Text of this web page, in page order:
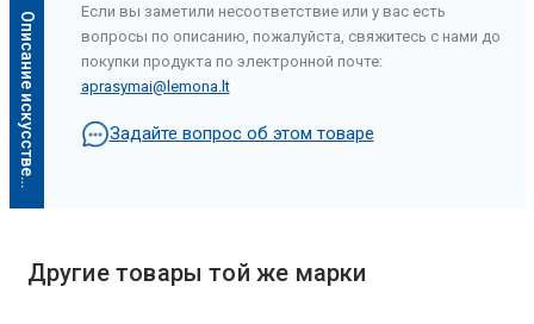
О
п
и
с
а
н
и
е
и
с
к
у
с
с
т
в
е
н
н
о
г
о
и
н
т
е
л
л
е
к
т
а
Если вы заметили несоответствие или у вас есть
вопросы по описанию, пожалуйста, свяжитесь с нами до
покупки продукта по электронной почте:
aprasymai@lemona.lt
Задайте вопрос об этом товаре
Другие товары той же марки